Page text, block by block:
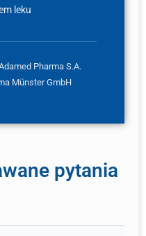
leku
Pharma S.A.
Münster GmbH
pytania